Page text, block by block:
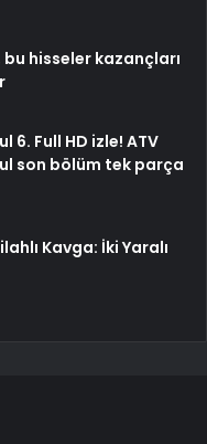
hisseler kazançları
6. Full HD izle! ATV
son bölüm tek parça
Kavga: İki Yaralı